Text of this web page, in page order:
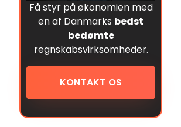
Få styr på økonomien med
en af Danmarks bedst
bedømte
regnskabsvirksomheder.
KONTAKT OS